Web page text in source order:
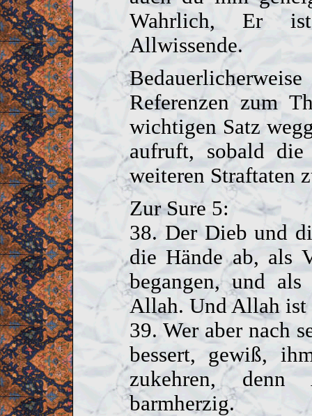
Wahrlich, Er
Allwissende.
Referenzen zum
wichtigen Satz
aufruft, sobald die
weiteren Straftaten
Zur Sure 5:
38. Der Dieb und
die Hände ab, als
begangen, und als
Allah. Und Allah ist
39. Wer aber nach
bessert, gewiß,
zukehren, denn
barmherzig.